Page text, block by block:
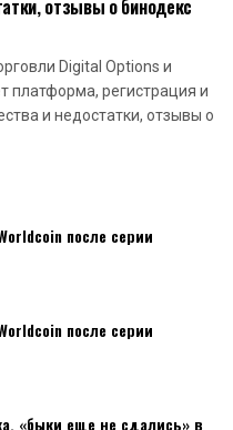
отзывы о бинодекс
Digital Options и
платформа, регистрация и
и недостатки, отзывы о
после серии
после серии
«быки еще не сдались» в